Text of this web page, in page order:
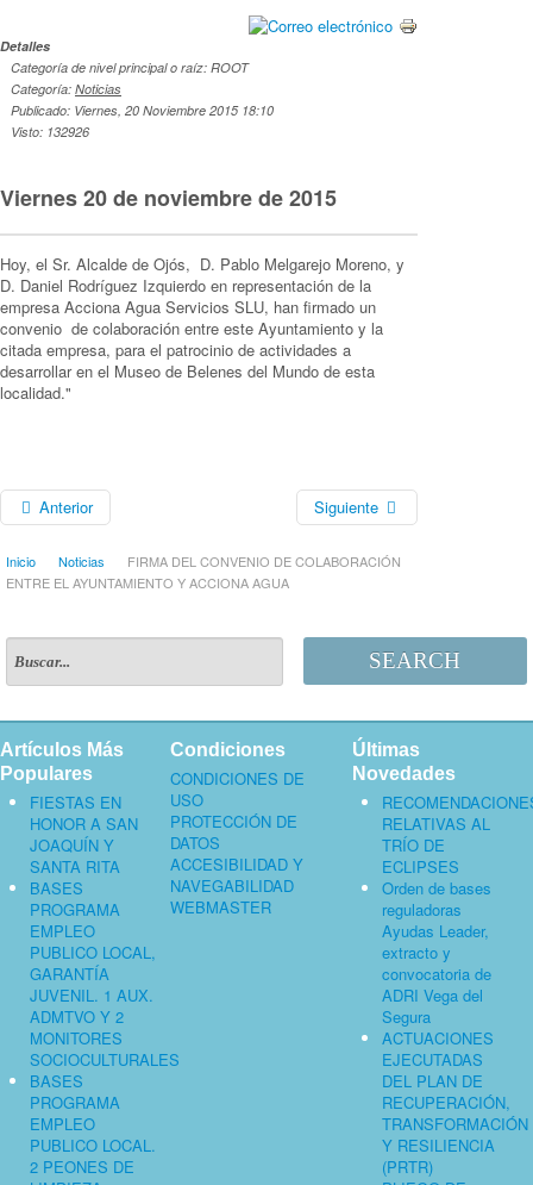
Detalles
Categoría de nivel principal o raíz: ROOT
Categoría: Noticias
Publicado: Viernes, 20 Noviembre 2015 18:10
Visto: 132926
Viernes 20 de noviembre de 2015
Hoy, el Sr. Alcalde de Ojós, D. Pablo Melgarejo Moreno, y
D. Daniel Rodríguez Izquierdo en representación de la
empresa Acciona Agua Servicios SLU, han firmado un
convenio de colaboración entre este Ayuntamiento y la
citada empresa, para el patrocinio de actividades a
desarrollar en el Museo de Belenes del Mundo de esta
localidad."
Anterior Siguiente
Inicio Noticias
FIRMA DEL CONVENIO DE COLABORACIÓN
ENTRE EL AYUNTAMIENTO Y ACCIONA AGUA
SEARCH
Artículos Más
Populares
FIESTAS EN
HONOR A SAN
JOAQUÍN Y
SANTA RITA
BASES
PROGRAMA
EMPLEO
PUBLICO LOCAL,
GARANTÍA
JUVENIL. 1 AUX.
ADMTVO Y 2
MONITORES
SOCIOCULTURALES
BASES
PROGRAMA
EMPLEO
PUBLICO LOCAL.
2 PEONES DE
Condiciones
CONDICIONES DE
USO
PROTECCIÓN DE
DATOS
ACCESIBILIDAD Y
NAVEGABILIDAD
WEBMASTER
Últimas
Novedades
RELATIVAS AL
TRÍO DE
ECLIPSES
Orden de bases
reguladoras
Ayudas Leader,
extracto y
convocatoria de
ADRI Vega del
Segura
ACTUACIONES
EJECUTADAS
DEL PLAN DE
RECUPERACIÓN,
TRANSFORMACIÓN
Y RESILIENCIA
(PRTR)